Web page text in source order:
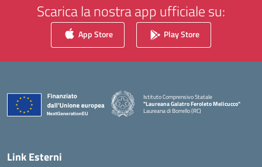
Scarica la nostra app ufficiale su:
App Store Play Store
Istituto Comprensivo Statale
"Laureana Galatro Feroleto Melicucco"
Laureana di Borrello (RC)
Link Esterni